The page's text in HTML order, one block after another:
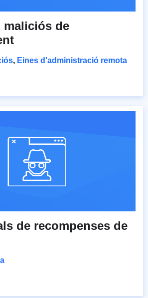
maliciós de
, Eines d'administració remota
de recompenses de